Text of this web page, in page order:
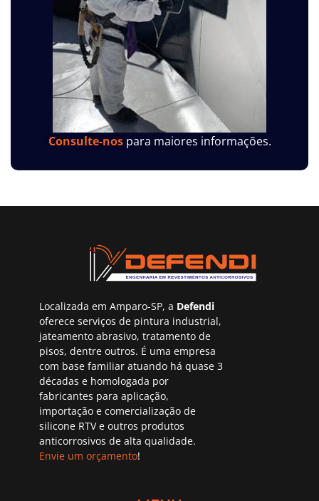
Consulte-nospara maiores informações.
Localizada em Amparo-SP, a Defendi
oferece serviços de pintura industrial,
jateamento abrasivo, tratamento de
pisos, dentre outros. É uma empresa
com base familiar atuando há quase 3
décadas e homologada por
fabricantes para aplicação,
importação e comercialização de
silicone RTV e outros produtos
anticorrosivos de alta qualidade.
Envie um orçamento!